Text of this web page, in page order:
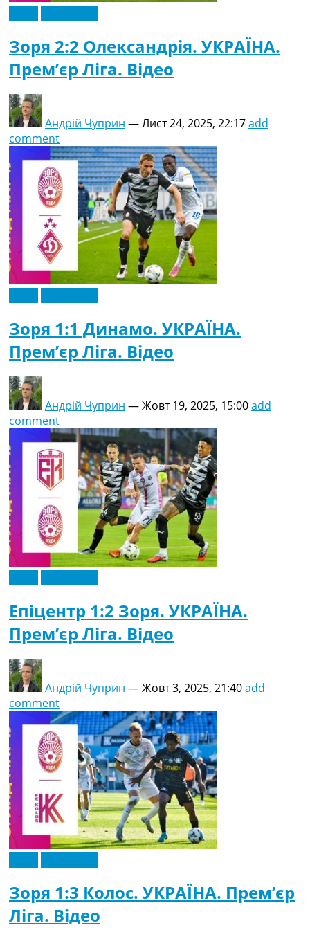
Зоря 2:2 Олександрія. УКРАЇНА.
Прем’єр Ліга. Відео
Андрій Чуприн —Лист 24, 2025, 22:17add
comment
Зоря 1:1 Динамо. УКРАЇНА.
Прем’єр Ліга. Відео
Андрій Чуприн —Жовт 19, 2025, 15:00add
comment
Епіцентр 1:2 Зоря. УКРАЇНА.
Прем’єр Ліга. Відео
Андрій Чуприн —Жовт 3, 2025, 21:40add
comment
Зоря 1:3 Колос. УКРАЇНА. Прем’єр
Ліга. Відео